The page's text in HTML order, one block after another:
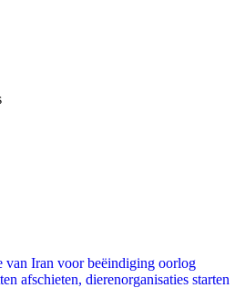
van Iran voor beëindiging oorlog
afschieten, dierenorganisaties starten